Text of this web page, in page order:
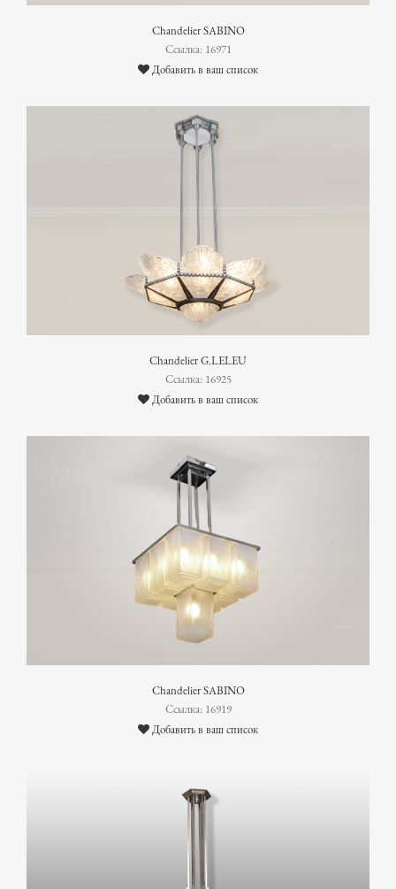
Chandelier SABINO
Ссылка: 16971
Добавить в ваш список
Chandelier G.LELEU
Ссылка: 16925
Добавить в ваш список
Chandelier SABINO
Ссылка: 16919
Добавить в ваш список